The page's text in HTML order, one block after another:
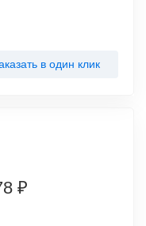
в один клик
₽